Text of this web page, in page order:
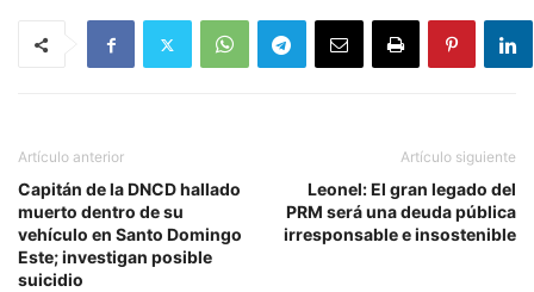
Artículo anterior
Capitán de la DNCD hallado
muerto dentro de su
vehículo en Santo Domingo
Este; investigan posible
suicidio
Artículo siguiente
Leonel: El gran legado del
PRM será una deuda pública
irresponsable e insostenible